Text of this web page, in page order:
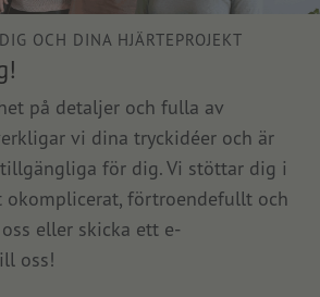
OCH DINA HJÄRTEPROJEKT
på detaljer och fulla av
vi dina tryckidéer och är
för dig. Vi stöttar dig i
okomplicerat, förtroendefullt och
eller skicka ett e-
oss!